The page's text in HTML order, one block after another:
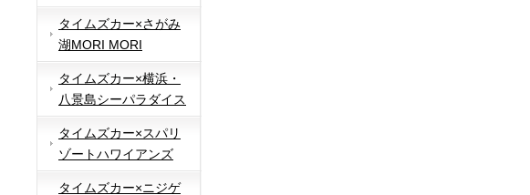
タイムズカー×さがみ
湖MORI MORI
タイムズカー×横浜・
八景島シーパラダイス
タイムズカー×スパリ
ゾートハワイアンズ
タイムズカー×ニジゲ